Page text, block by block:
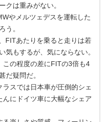
クは重みがない。
やメルツェデスを運転した
う。
FITあたりを乗ると走りは若
気もするが、気にならない。
の程度の差にFITの3倍も4
だ疑問だ。
スでは日本車が圧倒的シェ
にドイツ車に大幅なシェア